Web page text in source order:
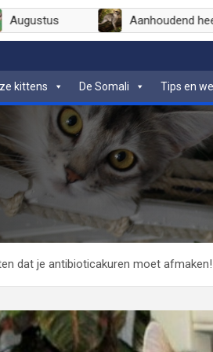
Augustus
kittens De Somali Tips en
dat je antibioticakuren moet afmaken!